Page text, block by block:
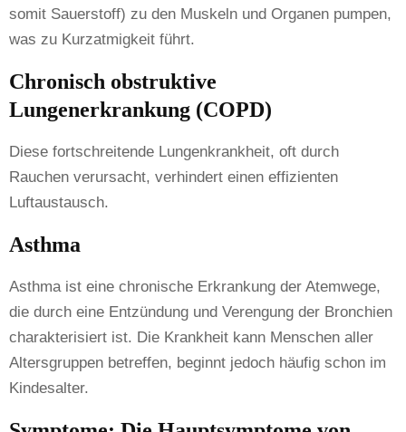
somit Sauerstoff) zu den Muskeln und Organen pumpen,
was zu Kurzatmigkeit führt.
Chronisch obstruktive
Lungenerkrankung (COPD)
Diese fortschreitende Lungenkrankheit, oft durch
Rauchen verursacht, verhindert einen effizienten
Luftaustausch.
Asthma
Asthma ist eine chronische Erkrankung der Atemwege,
die durch eine Entzündung und Verengung der Bronchien
charakterisiert ist. Die Krankheit kann Menschen aller
Altersgruppen betreffen, beginnt jedoch häufig schon im
Kindesalter.